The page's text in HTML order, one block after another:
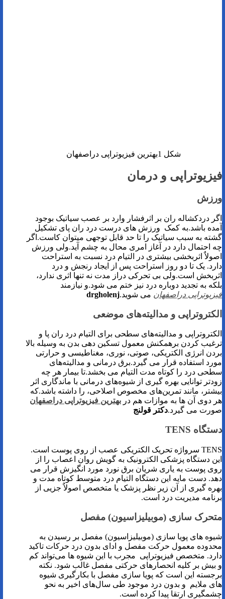
شکل 1بهترین فیزیوتراپی دراصفهان
فیزیوتراپی و درمان
ورزش
اگر دردکشاله ران بر اثرفشار وارد بر عصب سیاتیک بوجود
آمده باشد.به کمک ورزش های درست درد ران پای تشکیل
گشته به سبب سیاتیک را تا حد قابل توجهی میتوان کاست.اگر
چه احتمال دارد در آغاز امری محال به چشم آید.ولی ورزش
اصولاٌ اثربخشی بیشتری در التیام درد نسبت به استراحت
دارد. یک تا دو روز استراحت پس از ایجاد رنجش و درد
اثربخش است.ولی بی تحرکی دراز مدت نه تنها اثری ندارد،
بلکه به تجدید دوباره درد نیز ختم می شود.و نیازمند
فیزیوتراپی دراصفهان می شوید.drgholenj
الکتروتراپی و مدالیته‌های موضعی
الکتروتراپی و مدالیته‌های سطحی برای التیام درد ران پا و
ترغیب کردن برهمکنش معمول تسکین دهی بدن به وسیله بالا
بردن انرژی الکتریکی، صوتی، نوری، مغناطیسی و حرارتی
مورد استفاده قرار می گیرد.برق درمانی و مدالیته‌های
سطحی درد را کوتاه مدت التیام می بخشد.تا بیمار هر چه
زودتر توانایی بهره گیری از شیوه‌های درمانی با ماندگاری اثر
بیشتر، مانند تمرین‌های مخصوص اصلاحی، را داشته باشد.که
هر دوی آن ها به موازات هم در بهترین فیزیوتراپی دراصفهان
صورت می گیرد.دکتر قولنج
دستگاه TENS
TENS سرواژه تحریک الکتریکی عصب از روی پوست است.
این دستگاه پزشکی الکترونیک به گویش روان اعصاب را از
روی پوست به یاری شریان برق نورد مورد انگیزش قرار می
دهد. دست مایه این دستگاه التیام درد متوسط کوتاه مدت و
بهره گیری از آن زیر نظر پزشک یا متخصص اصولاٌ جزیی از
برنامه مدیریت درد است.
متحرک سازی (موبیلیزاسیون) مفصل
شیوه های پویا سازی (موبیلیزاسیون) مفصل بر رسیدن به
محدوده معمول حرکت مفصل و ادای بدون درد حرکات تاکید
دارد. متخصص فیزیوتراپی مجرب با این شیوه ها می‌تواند کم
و بیش بر کلیه انحصارهای حرکتی مفصل غالب شود. نکته
برجسته این است که پویا سازی مفصل با بکارگیری شیوه
های ملایم و بدون درد موجود طی سال‌های اخیر به نحو
چشمگیری ارتقا پیدا کرده است.